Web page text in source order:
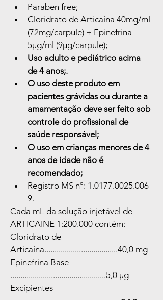
Paraben free;
Cloridrato de Articaína 40mg/ml
(72mg/carpule) + Epinefrina
5µg/ml (9µg/carpule);
Uso adulto e pediátrico acima
de 4 anos;.
O uso deste produto em
pacientes grávidas ou durante a
amamentação deve ser feito sob
controle do profissional de
saúde responsável;
O uso em crianças menores de 4
anos de idade não é
recomendado;
Registro MS nº: 1.0177.0025.006-
9.
Cada mL da solução injetável de
ARTICAINE 1:200.000 contém:
Cloridrato de
Articaína....................................40,0 mg
Epinefrina Base
...............................................5,0 µg
Excipientes